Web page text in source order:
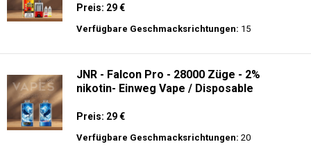
Preis: 29 €
Verfügbare Geschmacksrichtungen: 15
JNR - Falcon Pro - 28000 Züge - 2%
nikotin- Einweg Vape / Disposable
Preis: 29 €
Verfügbare Geschmacksrichtungen: 20